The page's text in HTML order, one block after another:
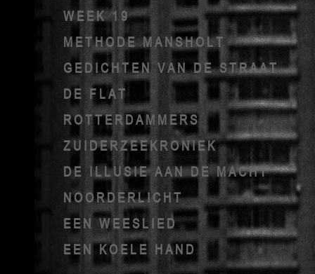
WEEK 19
METHODE MANSHOLT
GEDICHTEN VAN DE STRAAT
DE FLAT
ROTTERDAMMERS
ZUIDERZEEKRONIEK
DE ILLUSIE AAN DE MACHT
NOORDERLICHT
EEN WEESLIED
EEN KOELE HAND